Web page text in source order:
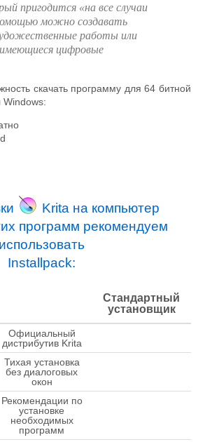
пригодится «на все случаи
можно создавать
работы или
цифровые
скачать программу для 64 битной
Krita на компьютер
программ рекомендуем
использовать
Installpack:
Стандартный
установщик
check
Официальный
дистрибутив Krita
check
Тихая установка
без диалоговых
окон
check
Рекомендации по
установке
необходимых
программ